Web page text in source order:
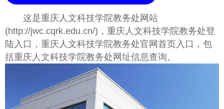
这是重庆人文科技学院教务处网站
(http://jwc.cqrk.edu.cn/)，重庆人文科技学院教务处登
陆入口，重庆人文科技学院教务处官网首页入口，包
括重庆人文科技学院教务处网址信息查询。